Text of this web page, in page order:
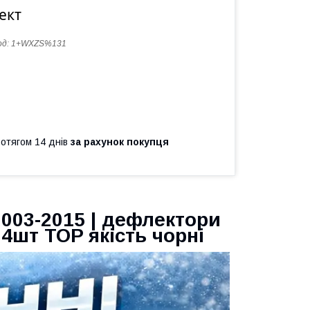
1+WXZS%131
14 днів за рахунок покупця
2015 | дефлектори
TOP якість чорні